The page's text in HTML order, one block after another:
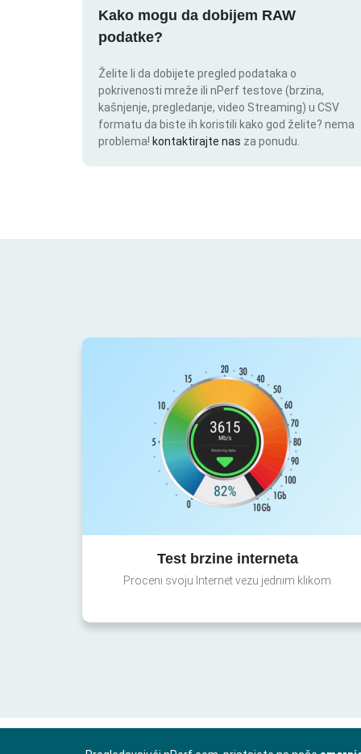
Kako mogu da dobijem RAW
podatke?
Želite li da dobijete pregled podataka o
pokrivenosti mreže ili nPerf testove (brzina,
kašnjenje, pregledanje, video Streaming) u CSV
formatu da biste ih koristili kako god želite? nema
problema! kontaktirajte nas za ponudu.
Test brzine interneta
Proceni svoju Internet vezu jednim klikom